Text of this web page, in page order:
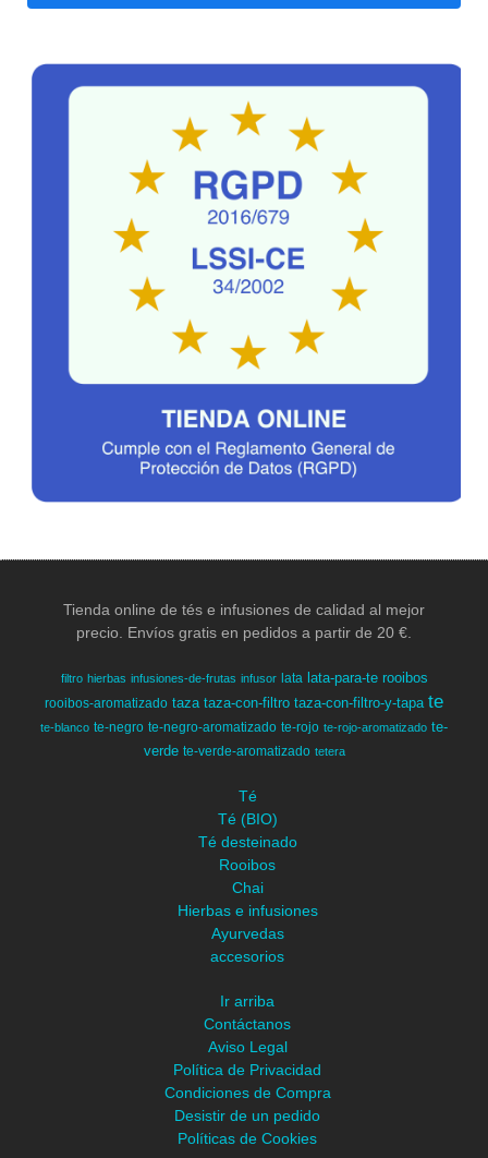
Tienda online de tés e infusiones de calidad al mejor
precio. Envíos gratis en pedidos a partir de 20 €.
filtro hierbas infusiones-de-frutas infusor lata lata-para-te rooibos
rooibos-aromatizado taza taza-con-filtro taza-con-filtro-y-tapa te
te-blanco te-negro te-negro-aromatizado te-rojo te-rojo-aromatizado te-
verde te-verde-aromatizado tetera
Té
Té (BIO)
Té desteinado
Rooibos
Chai
Hierbas e infusiones
Ayurvedas
accesorios
Ir arriba
Contáctanos
Aviso Legal
Política de Privacidad
Condiciones de Compra
Desistir de un pedido
Políticas de Cookies